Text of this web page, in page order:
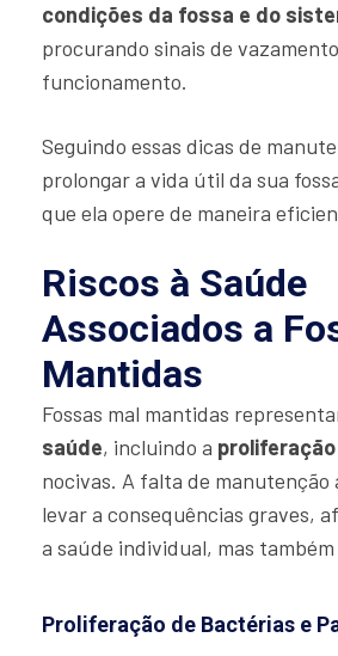
condições da fossa e do
procurando sinais de
funcionamento.
Seguindo essas dicas de
prolongar a vida útil da sua
que ela opere de maneira
Riscos à Saúde
Associados a
Mantidas
Fossas mal mantidas
saúde, incluindo a
nocivas. A falta de manutenção
levar a consequências graves,
a saúde individual, mas
Proliferação de Bactérias e